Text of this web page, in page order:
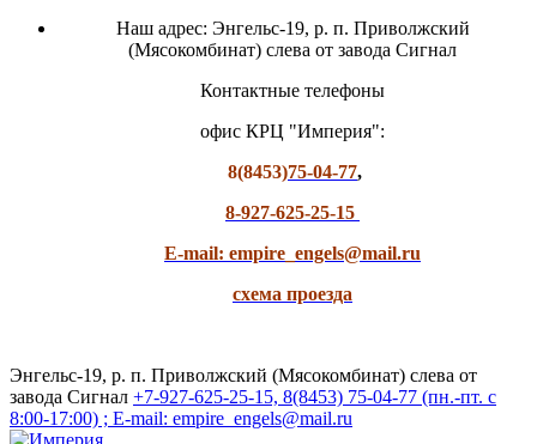
Наш адрес: Энгельс-19, р. п. Приволжский
(Мясокомбинат) слева от завода Сигнал
Контактные телефоны
офис КРЦ "Империя":
8(8453)75-04-77,
8-927-625-25-15
E-mail: empire_engels@mail.ru
схема проезда
Энгельс-19, р. п. Приволжский (Мясокомбинат) слева от
завода Сигнал +7-927-625-25-15, 8(8453) 75-04-77 (пн.-пт. с
8:00-17:00) ; E-mail: empire_engels@mail.ru